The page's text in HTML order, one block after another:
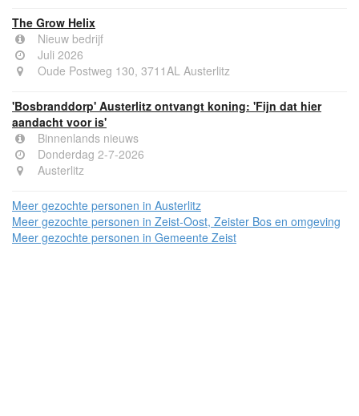
The Grow Helix
Nieuw bedrijf
Juli 2026
Oude Postweg 130, 3711AL Austerlitz
'Bosbranddorp' Austerlitz ontvangt koning: 'Fijn dat hier
aandacht voor is'
Binnenlands nieuws
Donderdag 2-7-2026
Austerlitz
Meer gezochte personen in Austerlitz
Meer gezochte personen in Zeist-Oost, Zeister Bos en omgeving
Meer gezochte personen in Gemeente Zeist